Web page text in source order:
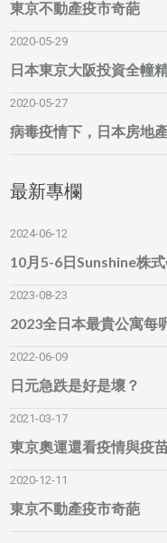
東京不動產疫市奇葩
2020-05-29
日本東京大阪投資全幢
2020-05-27
病毒疫情下，日本房地
最新專欄
2024-06-12
10月5-6日Sunshine株
2023-08-23
2023全日本最貴公寓每
2022-06-09
日元急跌是好是壞？
2021-03-17
東京奧運還看疫情與疫
2020-12-11
東京不動產疫市奇葩